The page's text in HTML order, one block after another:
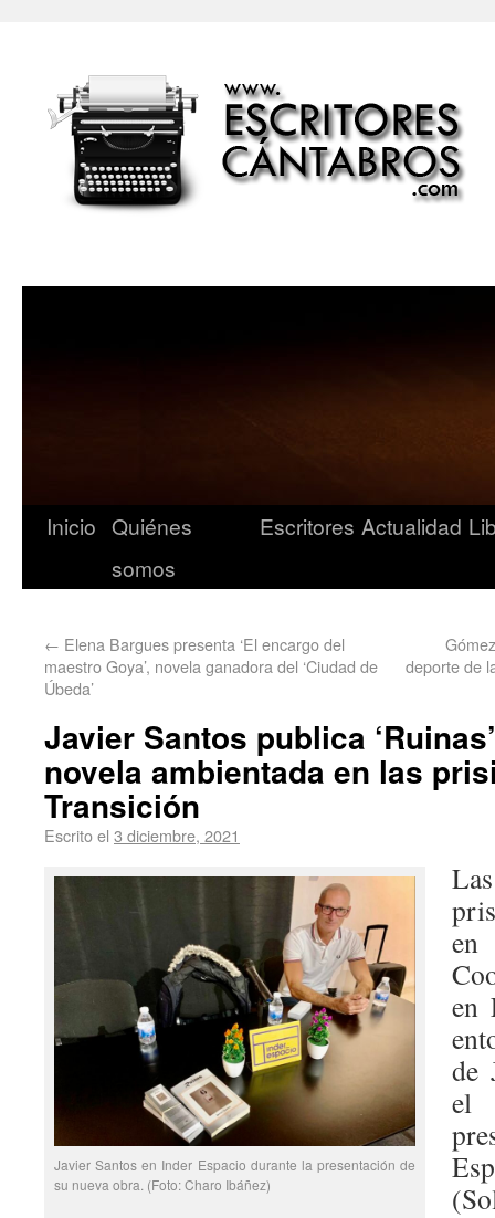
Inicio Quiénes
somos
Escritores Actualidad
← Elena Bargues presenta ‘El encargo del
maestro Goya’, novela ganadora del ‘Ciudad de
Úbeda’
deporte de
Javier Santos publica
novela ambientada en las
Transición
Escrito el 3 diciembre, 2021
Javier Santos en Inder Espacio durante la presentación de
su nueva obra. (Foto: Charo Ibáñez)
en
de
el